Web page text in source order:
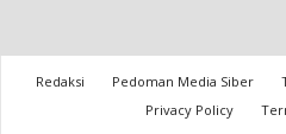
Redaksi Pedoman Media Siber
Privacy Policy